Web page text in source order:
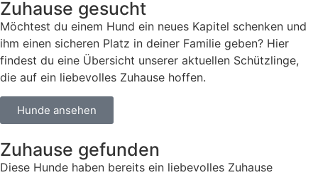
Zuhause gesucht
Möchtest du einem Hund ein neues Kapitel schenken und
ihm einen sicheren Platz in deiner Familie geben? Hier
findest du eine Übersicht unserer aktuellen Schützlinge,
die auf ein liebevolles Zuhause hoffen.
Hunde ansehen
Zuhause gefunden
Diese Hunde haben bereits ein liebevolles Zuhause